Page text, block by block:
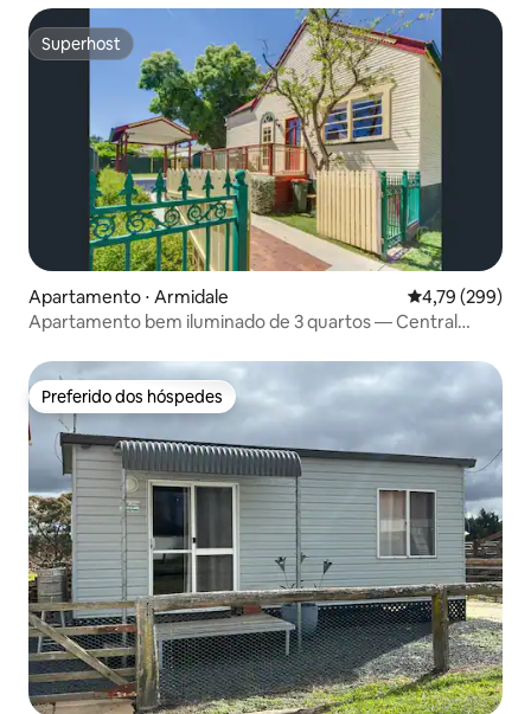
Superhost
Superhost
Apartamento ⋅ Armidale 4,79 de uma
4,79 (299)
Apartamento bem iluminado de 3 quartos — Central
Preferido dos hóspedes
Preferido dos hóspedes